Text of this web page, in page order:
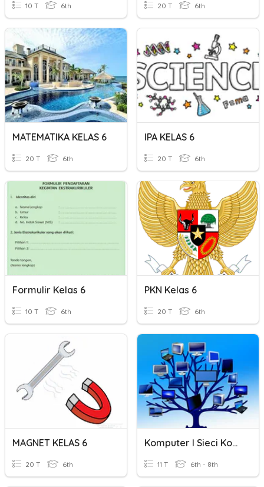
10 T 6th 20 T 6th
MATEMATIKA KELAS 6
20 T 6th
IPA KELAS 6
20 T 6th
Formulir Kelas 6
10 T 6th
PKN Kelas 6
20 T 6th
MAGNET KELAS 6
20 T 6th
Komputer I Sieci Komputerowe
11 T 6th - 8th